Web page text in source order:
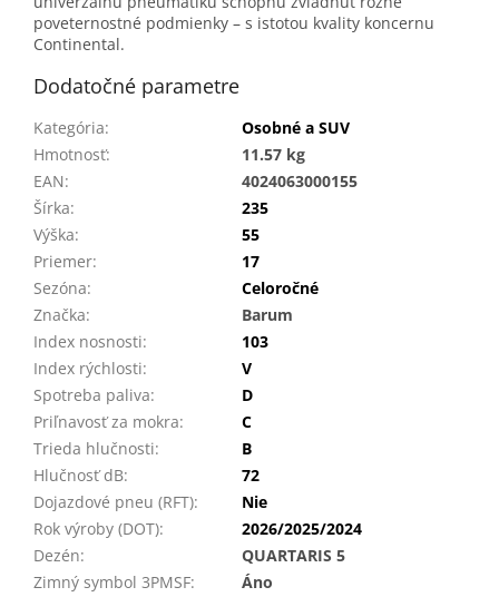
poveternostné podmienky – s istotou kvality koncernu
Continental.
Dodatočné parametre
Kategória:
Osobné a SUV
Hmotnosť:
11.57 kg
EAN:
4024063000155
Šírka:
235
Výška:
55
Priemer:
17
Sezóna:
Celoročné
Značka:
Barum
Index nosnosti:
103
Index rýchlosti:
V
Spotreba paliva:
D
Priľnavosť za mokra:
C
Trieda hlučnosti:
B
Hlučnosť dB:
72
Dojazdové pneu (RFT):
Nie
Rok výroby (DOT):
2026/2025/2024
Dezén:
QUARTARIS 5
Zimný symbol 3PMSF:
Áno